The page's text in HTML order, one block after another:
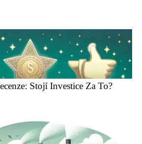
Stojí Investice Za To?